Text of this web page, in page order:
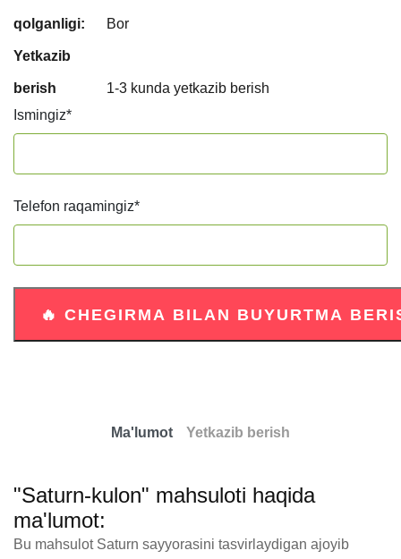
qolganligi: Bor
Yetkazib
berish
1-3 kunda yetkazib berish
Ismingiz*
Telefon raqamingiz*
Ma'lumot Yetkazib berish
"Saturn-kulon" mahsuloti haqida
ma'lumot:
Bu mahsulot Saturn sayyorasini tasvirlaydigan ajoyib